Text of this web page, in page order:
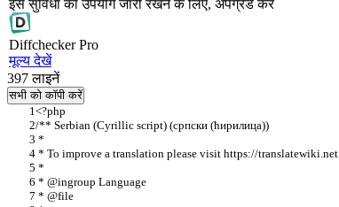
इस सुविधा का उपयोग जारी रखने के लिए, अपग्रेड करें
DiffcheckerPro
मूल्य देखें
397 लाइनें
सभी को कॉपी करें
<?php
/** Serbian (Cyrillic script) (српски (ћирилица)‎)
*
* To improve a translation please visit https://translatewiki.net
*
* @ingroup Language
* @file